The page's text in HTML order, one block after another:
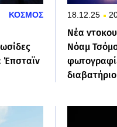
ΚΟΣΜΟΣ
Έπσταϊν
18.12.25
Νέα
Νόαμ
διαβατήριο